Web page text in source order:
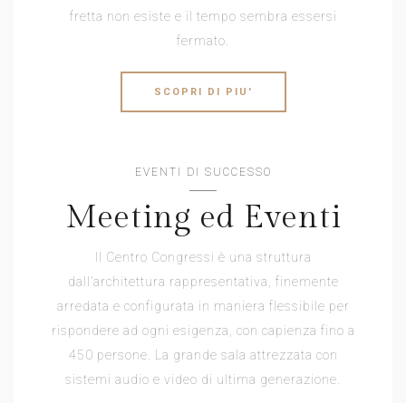
fretta non esiste e il tempo sembra essersi
fermato.
SCOPRI DI PIU'
EVENTI DI SUCCESSO
Meeting ed Eventi
Il Centro Congressi è una struttura
dall’architettura rappresentativa, finemente
arredata e configurata in maniera flessibile per
rispondere ad ogni esigenza, con capienza fino a
450 persone. La grande sala attrezzata con
sistemi audio e video di ultima generazione.